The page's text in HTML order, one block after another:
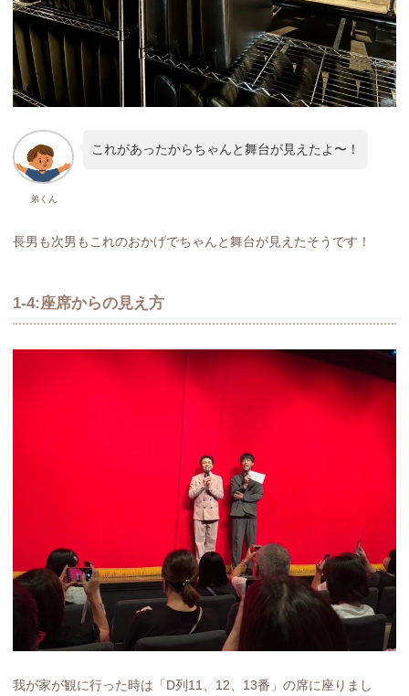
弟くん
これがあったからちゃんと舞台が見えたよ〜！
長男も次男もこれのおかげでちゃんと舞台が見えたそうです！
1-4:座席からの見え方
我が家が観に行った時は「D列11、12、13番」の席に座りまし